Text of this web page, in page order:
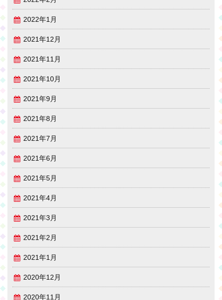
2022年1月
2021年12月
2021年11月
2021年10月
2021年9月
2021年8月
2021年7月
2021年6月
2021年5月
2021年4月
2021年3月
2021年2月
2021年1月
2020年12月
2020年11月